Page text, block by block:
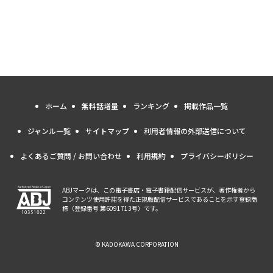
ホーム 無料話増量 ランキング 掲載作品一覧
ジャンル一覧 サイトマップ 利用者情報の外部送信について
よくあるご質問 / お問い合わせ 利用規約 プライバシーポリシー
ABJマークは、この電子書店・電子書籍配信サービスが、著作権者から
コンテンツ使用許諾を得た正規版配信サービスであることを示す登録商
標（登録番号 第6091713号）です。
© KADOKAWA CORPORATION